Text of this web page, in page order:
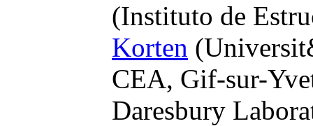
(Instituto de
Korten
CEA, Gif-sur-
Daresbury